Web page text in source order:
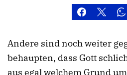
Andere sind noch weiter
behaupten, dass Gott
aus egal welchem Grund